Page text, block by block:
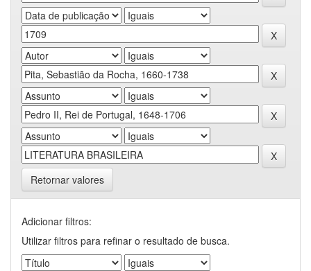
Retornar valores
Adicionar filtros:
Utilizar filtros para refinar o resultado de busca.